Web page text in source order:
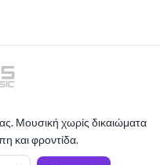
Μουσική χωρίς δικαιώματα
και φροντίδα.